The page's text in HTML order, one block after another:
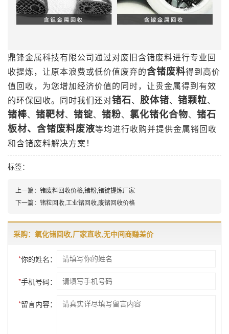
鼎锋金属科技有限公司通过对废旧含锗废料进行专业回
收提炼，让原本浪费或低价值废弃的含锗废料得到高价
值回收，为您增加经济价值的同时，让贵金属得到有效
的环保回收。同时我们还对锗石、 胶体锗、 锗颗粒、
锗棒、 锗靶材、 锗锭、 锗粉、 氯化锗化合物、 锗石
板材、含锗废料废液等均进行收购并提供金属锗回收
和含锗废料解决方案！
标签：
上一篇： 锗废料回收价格,锗粉,锗锭提炼厂家
下一篇： 锗粒回收,工业锗回收,废锗回收价格
采购：氧化锗回收,厂家直收,无中间商赚差价
*你的姓名：
*手机号码：
*留言内容：